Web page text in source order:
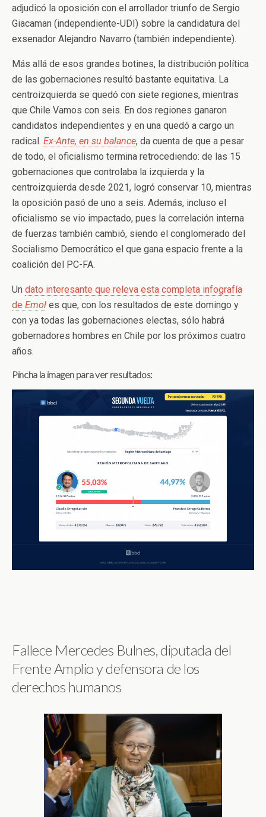
adjudicó la oposición con el arrollador triunfo de Sergio
Giacaman (independiente-UDI) sobre la candidatura del
exsenador Alejandro Navarro (también independiente).
Más allá de esos grandes botines, la distribución política
de las gobernaciones resultó bastante equitativa. La
centroizquierda se quedó con siete regiones, mientras
que Chile Vamos con seis. En dos regiones ganaron
candidatos independientes y en una quedó a cargo un
radical. Ex-Ante, en su balance, da cuenta de que a pesar
de todo, el oficialismo termina retrocediendo: de las 15
gobernaciones que controlaba la izquierda y la
centroizquierda desde 2021, logró conservar 10, mientras
la oposición pasó de uno a seis. Además, incluso el
oficialismo se vio impactado, pues la correlación interna
de fuerzas también cambió, siendo el conglomerado del
Socialismo Democrático el que gana espacio frente a la
coalición del PC-FA.
Un dato interesante que releva esta completa infografía
de Emol es que, con los resultados de este domingo y
con ya todas las gobernaciones electas, sólo habrá
gobernadores hombres en Chile por los próximos cuatro
años.
Pincha la imagen para ver resultados:
Fallece Mercedes Bulnes, diputada del
Frente Amplio y defensora de los
derechos humanos